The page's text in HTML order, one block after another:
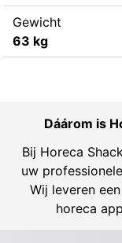
Gewicht
63 kg
Dáárom is
Bij Horeca
uw
Wij leveren
horeca